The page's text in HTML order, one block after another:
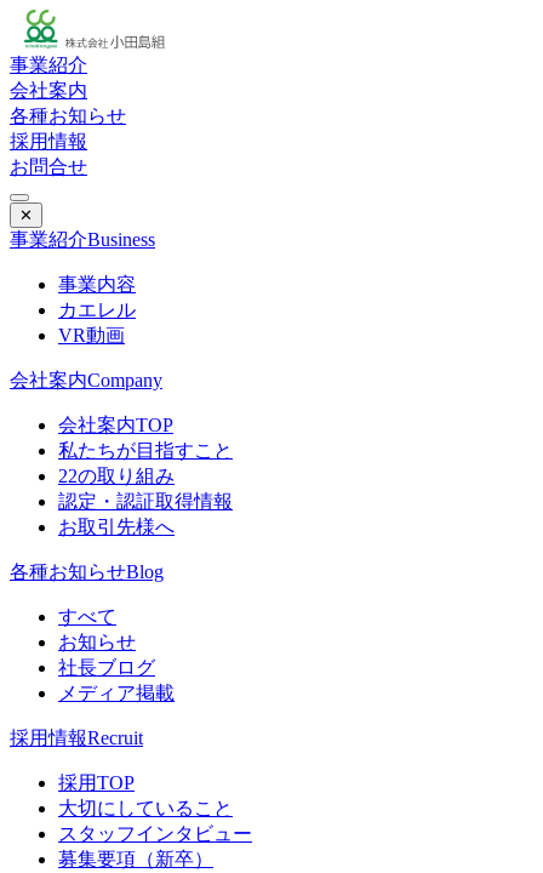
事業紹介
会社案内
各種お知らせ
採用情報
お問合せ
✕
事業紹介Business
事業内容
カエレル
VR動画
会社案内Company
会社案内TOP
私たちが目指すこと
22の取り組み
認定・認証取得情報
お取引先様へ
各種お知らせBlog
すべて
お知らせ
社長ブログ
メディア掲載
採用情報Recruit
採用TOP
大切にしていること
スタッフインタビュー
募集要項（新卒）